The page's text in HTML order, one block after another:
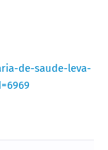
de-saude-leva-